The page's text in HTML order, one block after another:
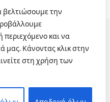
βελτιώσουμε την
περιεχόμενο και να
μας. Κάνοντας κλικ στην
στη χρήση των
byDailypharmanews
Πολιτική cookies